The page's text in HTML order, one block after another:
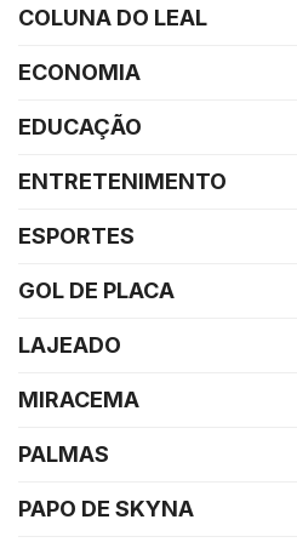
COLUNA DO LEAL
ECONOMIA
EDUCAÇÃO
ENTRETENIMENTO
ESPORTES
GOL DE PLACA
LAJEADO
MIRACEMA
PALMAS
PAPO DE SKYNA